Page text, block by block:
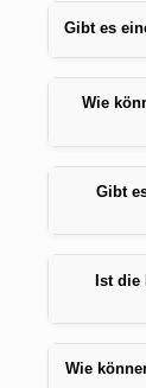
Gibt es
Wie
Gibt
Ist die
Wie